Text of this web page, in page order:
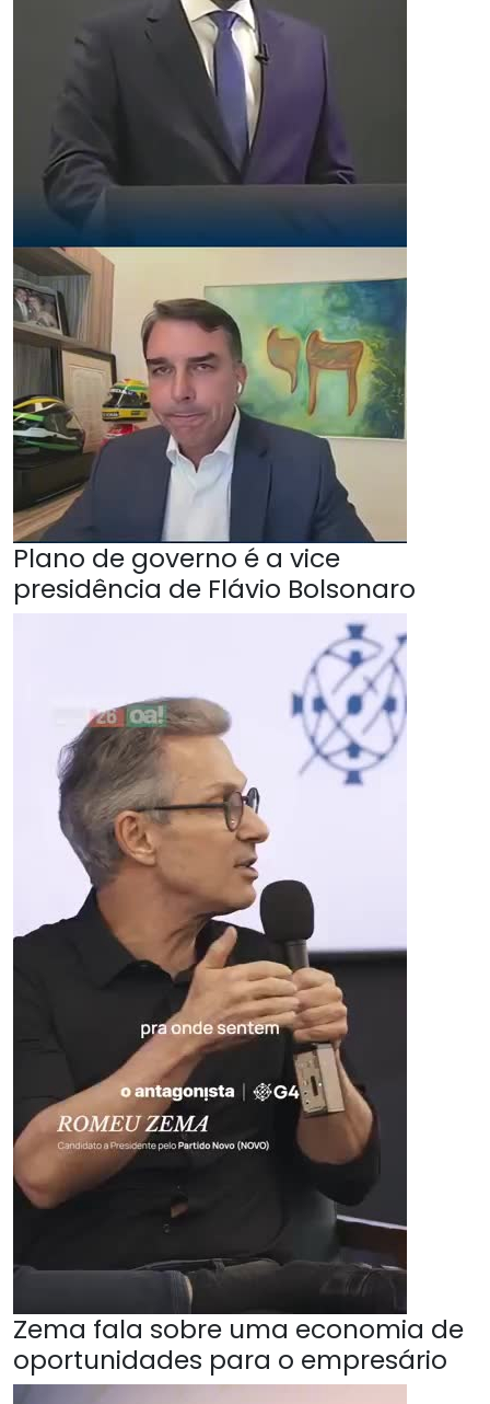
Plano de governo é a vice
presidência de Flávio Bolsonaro
Zema fala sobre uma economia de
oportunidades para o empresário